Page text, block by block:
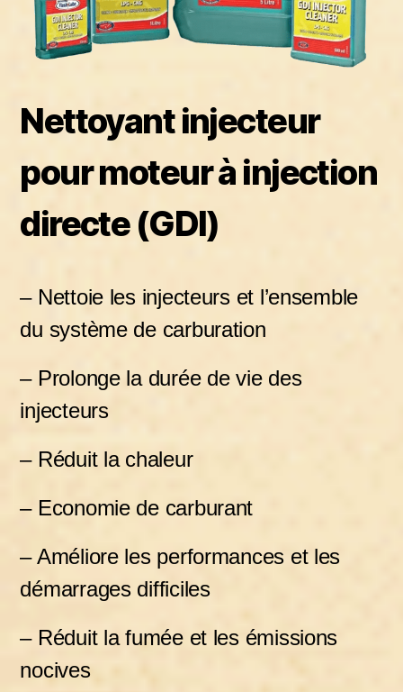
Nettoyant injecteur
pour moteur à injection
directe (GDI)
– Nettoie les injecteurs et l’ensemble
du système de carburation
– Prolonge la durée de vie des
injecteurs
– Réduit la chaleur
– Economie de carburant
– Améliore les performances et les
démarrages difficiles
– Réduit la fumée et les émissions
nocives